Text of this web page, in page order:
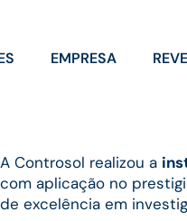
A Controsol realizou a
com aplicação no
de excelência em